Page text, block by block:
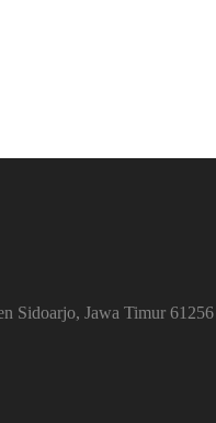
Sidoarjo, Jawa Timur 61256